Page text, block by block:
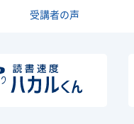
受講者の声